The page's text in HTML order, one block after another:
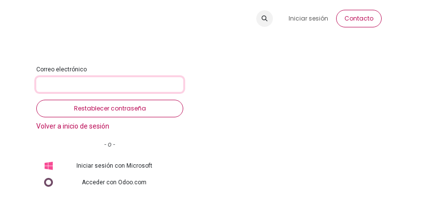
Iniciar sesión Contacto
Correo electrónico
Restablecer contraseña
Volver a inicio de sesión
- o -
Iniciar sesión con Microsoft
Acceder con Odoo.com